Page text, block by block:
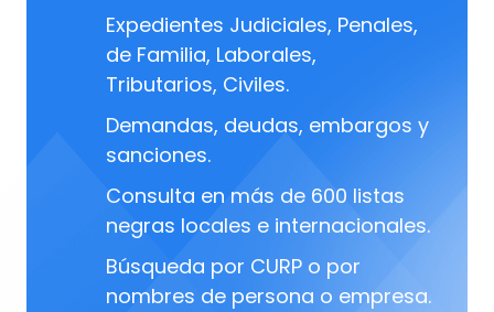
Expedientes Judiciales, Penales,
de Familia, Laborales,
Tributarios, Civiles.
Demandas, deudas, embargos y
sanciones.
Consulta en más de 600 listas
negras locales e internacionales.
Búsqueda por CURP o por
nombres de persona o empresa.